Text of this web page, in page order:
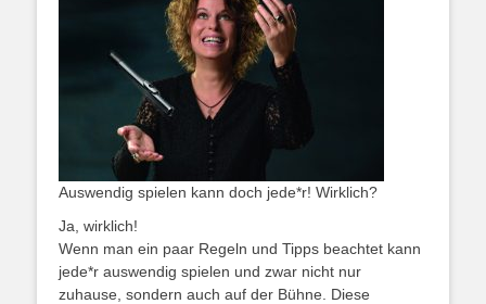
Auswendig spielen kann doch jede*r! Wirklich?
Ja, wirklich!
Wenn man ein paar Regeln und Tipps beachtet kann
jede*r auswendig spielen und zwar nicht nur
zuhause, sondern auch auf der Bühne. Diese